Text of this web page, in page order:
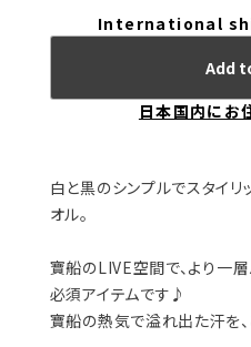
International
Add
日本国内にお
白と黒のシンプルでスタイリ
オル。
寶船のLIVE空間で、より一
必須アイテムです♪
寶船の熱気で溢れ出た汗を、